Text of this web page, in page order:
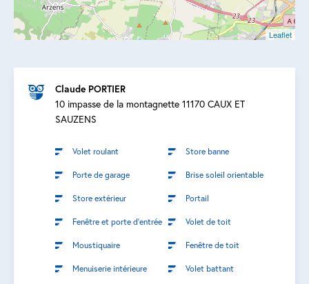
Leaflet
Claude PORTIER
10 impasse de la montagnette 11170 CAUX ET
SAUZENS
Volet roulant Store banne
Porte de garage Brise soleil orientable
Store extérieur Portail
Fenêtre et porte d’entrée Volet de toit
Moustiquaire Fenêtre de toit
Menuiserie intérieure Volet battant